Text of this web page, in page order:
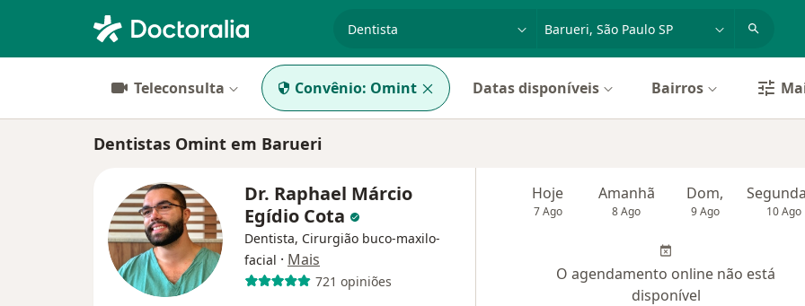
Teleconsulta Convênio: Omint Datas disponíveis Bairros
Dentistas Omint em Barueri
Dr. Raphael Márcio
Egídio Cota
Dentista, Cirurgião buco-maxilo-
facial · Mais
721 opiniões
Hoje
7 Ago
Amanhã
8 Ago
Dom,
9 Ago 10 Ago
O agendamento online não está
disponível